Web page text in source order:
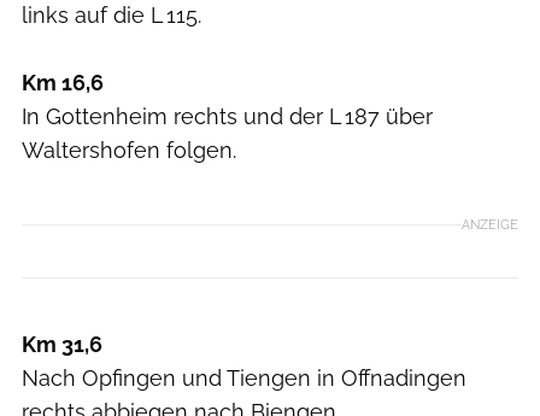
links auf die L 115.
Km 16,6
In Gottenheim rechts und der L 187 über
Waltershofen folgen.
ANZEIGE
Km 31,6
Nach Opfingen und Tiengen in Offnadingen